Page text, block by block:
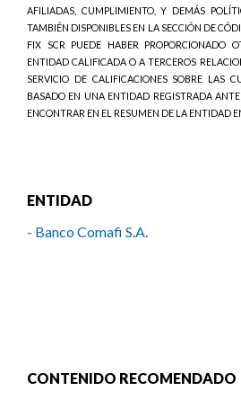
AFILIADAS, CUMPLIMIENTO, Y DEMÁS
TAMBIÉN DISPONIBLES EN LA SECCIÓN DE
FIX SCR PUEDE HABER PROPORCIONADO
ENTIDAD CALIFICADA O A TERCEROS
SERVICIO DE CALIFICACIONES SOBRE LAS
BASADO EN UNA ENTIDAD REGISTRADA
ENCONTRAR EN EL RESUMEN DE LA ENTIDAD
ENTIDAD
- Banco Comafi S.A.
CONTENIDO RECOMENDADO